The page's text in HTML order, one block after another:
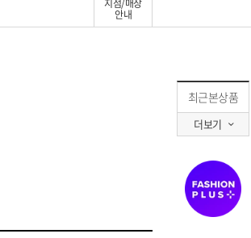
지점/매장
안내
최근본상품
더보기